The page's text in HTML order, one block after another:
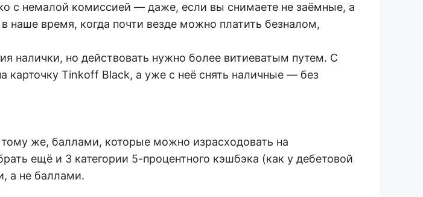
с немалой комиссией — даже, если вы снимаете не заёмные, а
наше время, когда почти везде можно платить безналом,
налички, но действовать нужно более витиеватым путем. С
карточку Tinkoff Black, а уже с неё снять наличные — без
же, баллами, которые можно израсходовать на
ещё и 3 категории 5-процентного кэшбэка (как у дебетовой
а не баллами.